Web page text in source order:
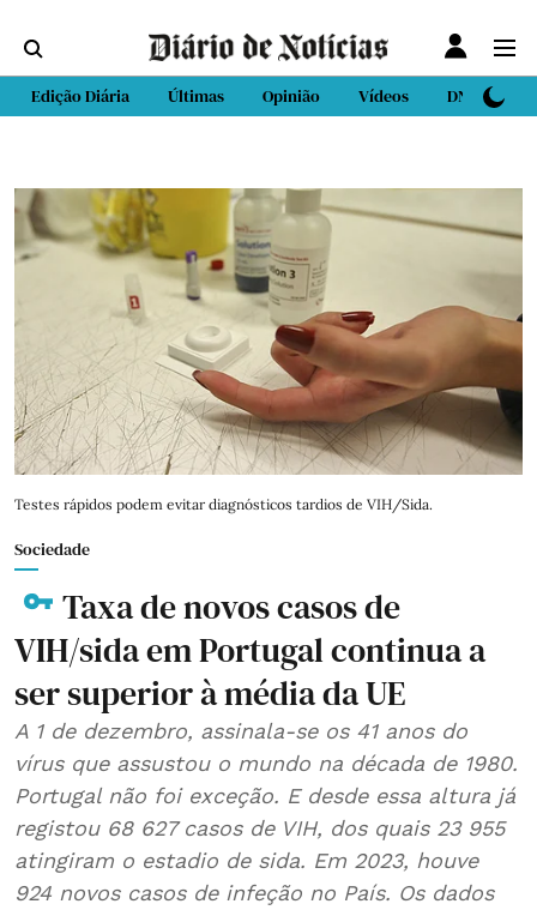
Edição Diária Últimas Opinião Vídeos DN Sport
Testes rápidos podem evitar diagnósticos tardios de VIH/Sida.
Sociedade
Taxa de novos casos de
VIH/sida em Portugal continua a
ser superior à média da UE
A 1 de dezembro, assinala-se os 41 anos do
vírus que assustou o mundo na década de 1980.
Portugal não foi exceção. E desde essa altura já
registou 68 627 casos de VIH, dos quais 23 955
atingiram o estadio de sida. Em 2023, houve
924 novos casos de infeção no País. Os dados